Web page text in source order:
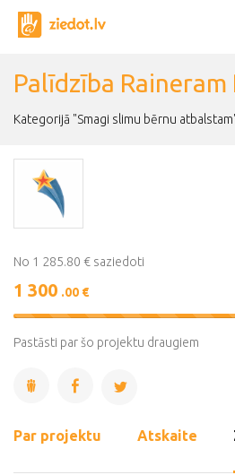
Palīdzība Raineram
Kategorijā "Smagi slimu bērnu
No 1 285.80 € saziedoti
1 300 .00 €
101%
Pastāsti par šo projektu draugiem
Par projektu Atskaite